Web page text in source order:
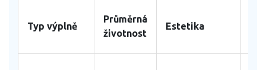
Typ výplně
Průměrná
životnost
Estetika